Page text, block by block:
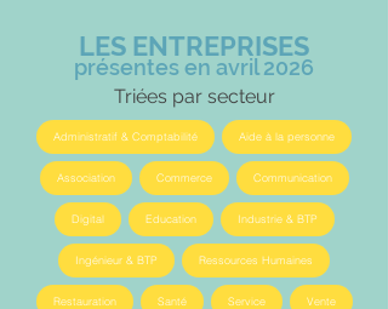
présentes en avril 2026
Triées par secteur
Administratif & Comptabilité Aide à la personne
Association Commerce Communication
Digital Education Industrie & BTP
Ingénieur & BTP Ressources Humaines
Restauration Santé Service Vente
LES ENTREPRISES